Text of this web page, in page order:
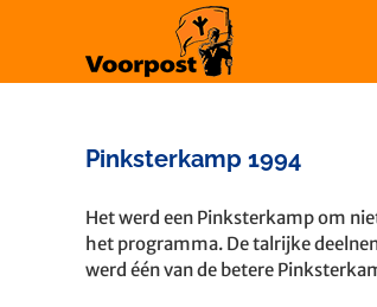
Pinksterkamp 1994
Het werd een Pinksterkamp om
het programma. De talrijke
werd één van de betere